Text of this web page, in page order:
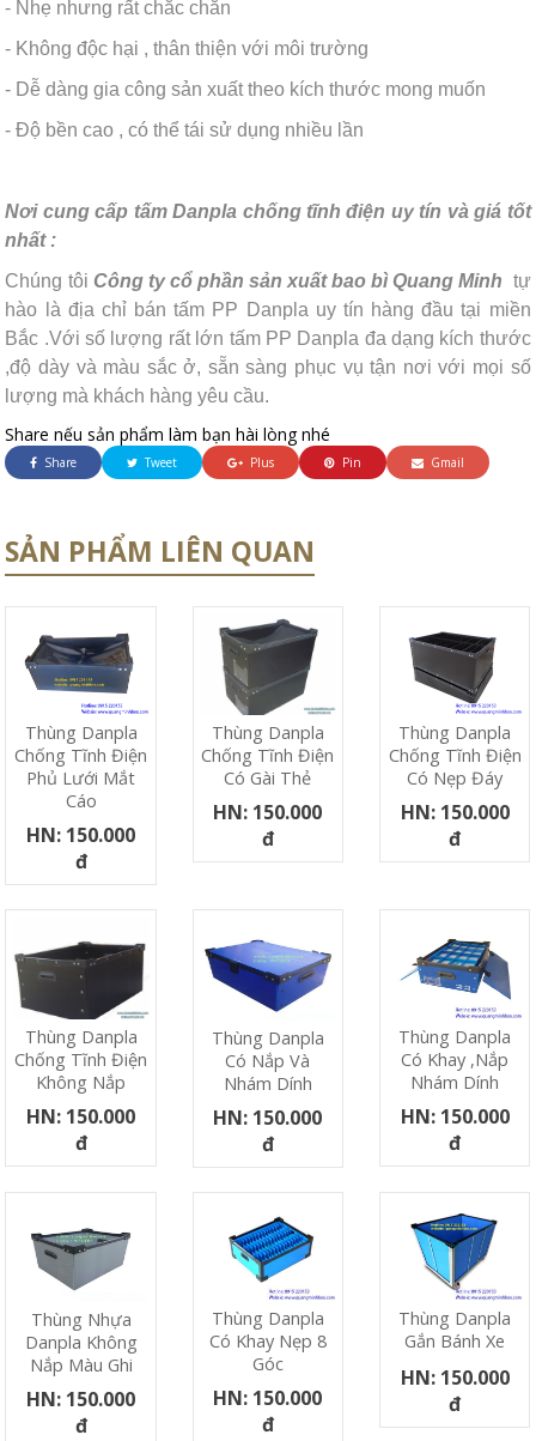
- Nhẹ nhưng rất chắc chắn
- Không độc hại , thân thiện với môi trường
- Dễ dàng gia công sản xuất theo kích thước mong muốn
- Độ bền cao , có thể tái sử dụng nhiều lần
Nơi cung cấp tấm Danpla chống tĩnh điện uy tín và giá tốt
nhất :
Chúng tôi Công ty cổ phần sản xuất bao bì Quang Minh tự
hào là địa chỉ bán tấm PP Danpla uy tín hàng đầu tại miền
Bắc .Với số lượng rất lớn tấm PP Danpla đa dạng kích thước
,độ dày và màu sắc ở, sẵn sàng phục vụ tận nơi với mọi số
lượng mà khách hàng yêu cầu.
Share nếu sản phẩm làm bạn hài lòng nhé
Share Tweet Plus Pin Gmail
SẢN PHẨM LIÊN QUAN
Thùng Danpla
Chống Tĩnh Điện
Phủ Lưới Mắt
Cáo
HN: 150.000
đ
Thùng Danpla
Chống Tĩnh Điện
Có Gài Thẻ
HN: 150.000
đ
Thùng Danpla
Chống Tĩnh Điện
Có Nẹp Đáy
HN: 150.000
đ
Thùng Danpla
Chống Tĩnh Điện
Không Nắp
HN: 150.000
đ
Thùng Danpla
Có Nắp Và
Nhám Dính
HN: 150.000
đ
Thùng Danpla
Có Khay ,nắp
Nhám Dính
HN: 150.000
đ
Thùng Nhựa
Danpla Không
Nắp Màu Ghi
HN: 150.000
đ
Thùng Danpla
Có Khay Nẹp 8
Góc
HN: 150.000
đ
Thùng Danpla
Gắn Bánh Xe
HN: 150.000
đ